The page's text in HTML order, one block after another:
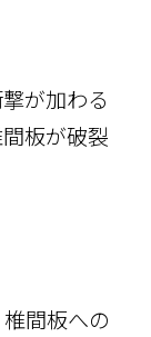
が加わる
板が破裂
間板への